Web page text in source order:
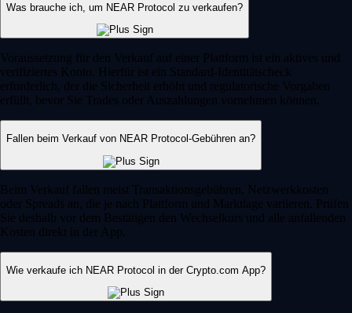
Was brauche ich, um NEAR Protocol zu verkaufen?
Voraussetzung für den Verkauf auf einer Plattform ist ein aktives und
verifiziertes Konto. Hierfür ist ein Standard-Identitätscheck
erforderlich, der die Sicherheit erhöht und regulatorische Vorgaben
erfüllt, bevor Sie Trades oder Auszahlungen vornehmen können.
Fallen beim Verkauf von NEAR Protocol-Gebühren an?
Beim Verkauf fallen meist Transaktionsgebühren, Netzwerkkosten
oder Spreads an, die je nach Plattform und Marktlage variieren. Prüfen
Sie deshalb vor dem Bestätigen den Wechselkurs und alle anfallenden
Kosten direkt in der App.
Wie verkaufe ich NEAR Protocol in der Crypto.com App?